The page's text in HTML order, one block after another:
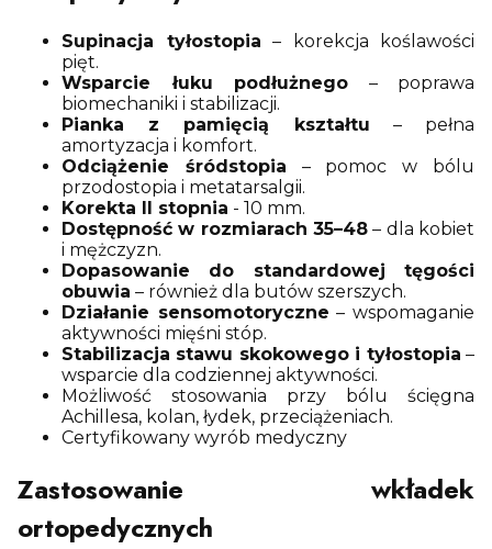
Supinacja tyłostopia – korekcja koślawości
pięt.
Wsparcie łuku podłużnego – poprawa
biomechaniki i stabilizacji.
Pianka z pamięcią kształtu – pełna
amortyzacja i komfort.
Odciążenie śródstopia – pomoc w bólu
przodostopia i metatarsalgii.
Korekta II stopnia - 10 mm.
Dostępność w rozmiarach 35–48 – dla kobiet
i mężczyzn.
Dopasowanie do standardowej tęgości
obuwia – również dla butów szerszych.
Działanie sensomotoryczne – wspomaganie
aktywności mięśni stóp.
Stabilizacja stawu skokowego i tyłostopia –
wsparcie dla codziennej aktywności.
Możliwość stosowania przy bólu ścięgna
Achillesa, kolan, łydek, przeciążeniach.
Certyfikowany wyrób medyczny
Zastosowanie wkładek
ortopedycznych